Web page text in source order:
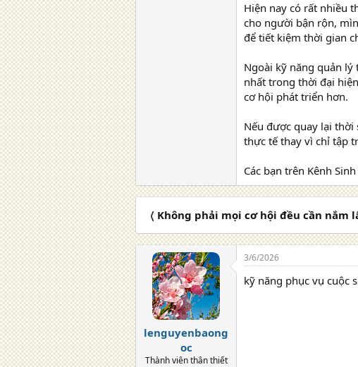
Hiện nay có rất nhiều
cho người bận rộn,
để tiết kiệm thời gian
Ngoài kỹ năng quản
nhất trong thời đại
cơ hội phát triển hơn.
Nếu được quay lại
thực tế thay vì chỉ tập
Các bạn trên Kênh
〈 Không phải mọi cơ hội đều cần nắm
lenguyenbaong
oc
Thành viên thân thiết
3/6/2026
kỹ năng phục vụ cuộc